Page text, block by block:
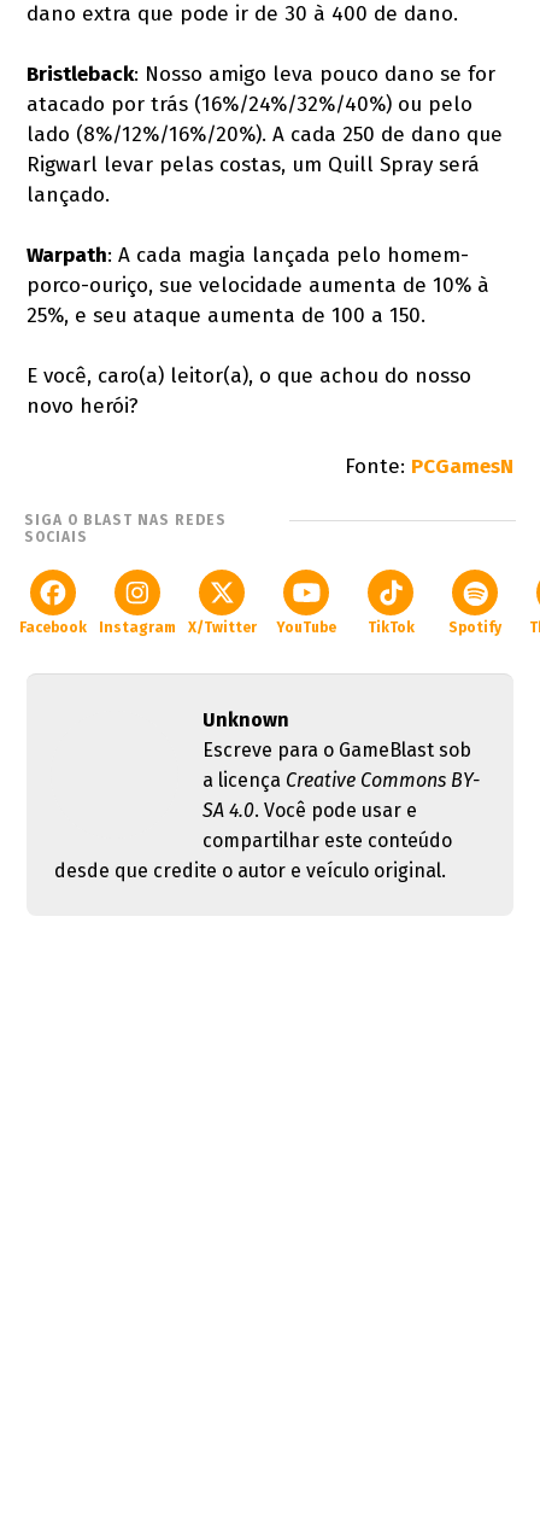
dano extra que pode ir de 30 à 400 de dano.
Bristleback: Nosso amigo leva pouco dano se for
atacado por trás (16%/24%/32%/40%) ou pelo
lado (8%/12%/16%/20%). A cada 250 de dano que
Rigwarl levar pelas costas, um Quill Spray será
lançado.
Warpath: A cada magia lançada pelo homem-
porco-ouriço, sue velocidade aumenta de 10% à
25%, e seu ataque aumenta de 100 a 150.
E você, caro(a) leitor(a), o que achou do nosso
novo herói?
Fonte: PCGamesN
SIGA O BLAST NAS REDES
SOCIAIS
Facebook Instagram X/Twitter YouTube TikTok Spotify
Unknown
Escreve para o GameBlast sob
a licença Creative Commons BY-
SA 4.0. Você pode usar e
compartilhar este conteúdo
desde que credite o autor e veículo original.